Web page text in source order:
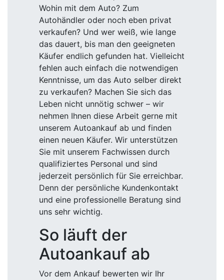
Wohin mit dem Auto? Zum
Autohändler oder noch eben privat
verkaufen? Und wer weiß, wie lange
das dauert, bis man den geeigneten
Käufer endlich gefunden hat. Vielleicht
fehlen auch einfach die notwendigen
Kenntnisse, um das Auto selber direkt
zu verkaufen? Machen Sie sich das
Leben nicht unnötig schwer – wir
nehmen Ihnen diese Arbeit gerne mit
unserem Autoankauf ab und finden
einen neuen Käufer. Wir unterstützen
Sie mit unserem Fachwissen durch
qualifiziertes Personal und sind
jederzeit persönlich für Sie erreichbar.
Denn der persönliche Kundenkontakt
und eine professionelle Beratung sind
uns sehr wichtig.
So läuft der
Autoankauf ab
Vor dem Ankauf bewerten wir Ihr